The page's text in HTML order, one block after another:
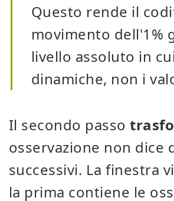
Questo rende il
movimento dell'1%
livello assoluto in
dinamiche, non i
Il secondo passo
osservazione non dice
successivi. La finestra
la prima contiene le